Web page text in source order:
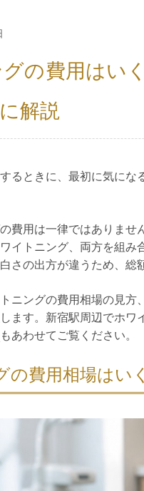
の費用はい
解説
るときに、最初に気に
費用は一律ではありませ
イトニング、両方を組
さの出方が違うため、総
ニングの費用相場の見
ます。新宿駅周辺でホ
もあわせてご覧ください。
の費用相場はい